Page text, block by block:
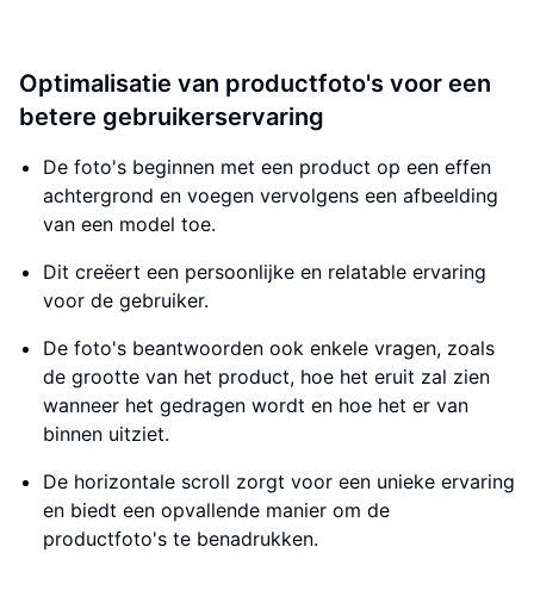
Optimalisatie van productfoto's voor een
betere gebruikerservaring
De foto's beginnen met een product op een effen
achtergrond en voegen vervolgens een afbeelding
van een model toe.
Dit creëert een persoonlijke en relatable ervaring
voor de gebruiker.
De foto's beantwoorden ook enkele vragen, zoals
de grootte van het product, hoe het eruit zal zien
wanneer het gedragen wordt en hoe het er van
binnen uitziet.
De horizontale scroll zorgt voor een unieke ervaring
en biedt een opvallende manier om de
productfoto's te benadrukken.